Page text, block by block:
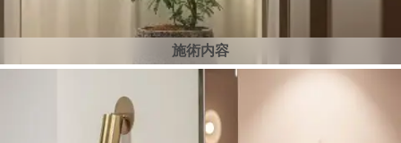
施術内容